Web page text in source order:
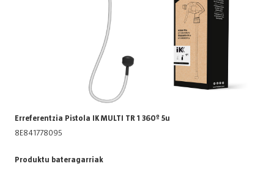
Erreferentzia Pistola IK MULTI TR 1 360º 5u
8E841778095
Produktu bateragarriak